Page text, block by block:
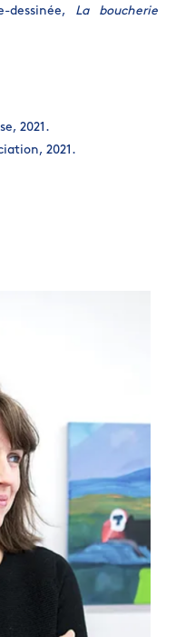
La boucherie
2021.
2021.